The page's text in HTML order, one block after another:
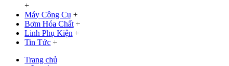
+
Máy Công Cụ +
Bơm Hóa Chất +
Linh Phụ Kiện +
Tin Tức +
Trang chủ